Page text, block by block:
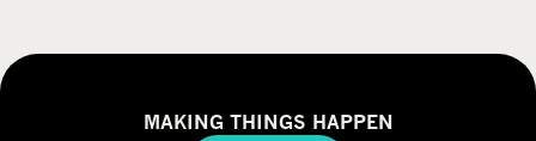
MAKING THINGS HAPPEN